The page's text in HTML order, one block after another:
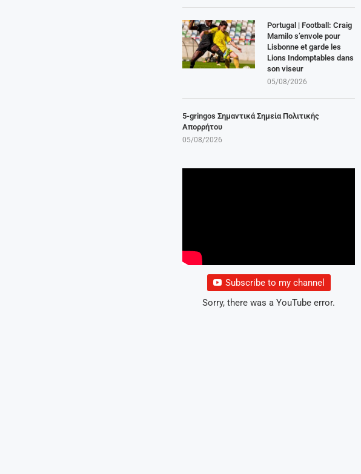
Portugal | Football: Craig
Mamilo s’envole pour
Lisbonne et garde les
Lions Indomptables dans
son viseur
05/08/2026
5-gringos Σημαντικά Σημεία Πολιτικής
Απορρήτου
05/08/2026
Subscribe to my channel
Sorry, there was a YouTube error.